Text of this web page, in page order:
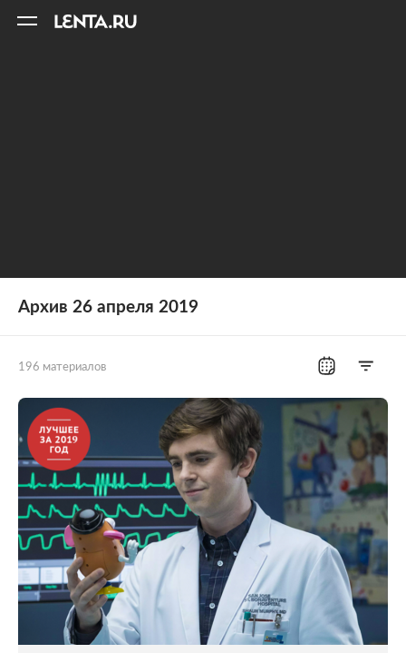
Архив 26 апреля 2019
196 материалов
Россия
Мир Бывший СССР
Экономика Силовые структуры
Наука и техника Спорт
Культура Интернет и СМИ
Ценности Путешествия
Из жизни Среда обитания